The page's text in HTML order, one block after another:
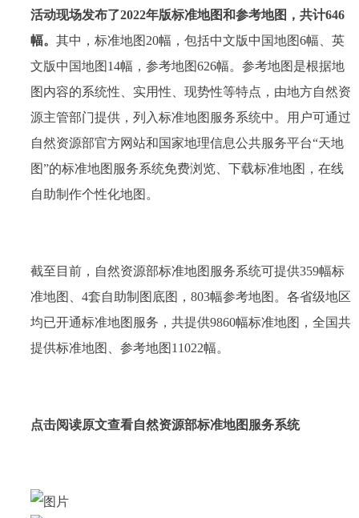
活动现场发布了2022年版标准地图和参考地图，共计646
幅。 其中，标准地图20幅，包括中文版中国地图6幅、英
文版中国地图14幅，参考地图626幅。参考地图是根据地
图内容的系统性、实用性、现势性等特点，由地方自然资
源主管部门提供，列入标准地图服务系统中。用户可通过
自然资源部官方网站和国家地理信息公共服务平台“天地
图”的标准地图服务系统免费浏览、下载标准地图，在线
自助制作个性化地图。
截至目前，自然资源部标准地图服务系统可提供359幅标
准地图、4套自助制图底图，803幅参考地图。各省级地区
均已开通标准地图服务，共提供9860幅标准地图，全国共
提供标准地图、参考地图11022幅。
点击阅读原文查看自然资源部标准地图服务系统